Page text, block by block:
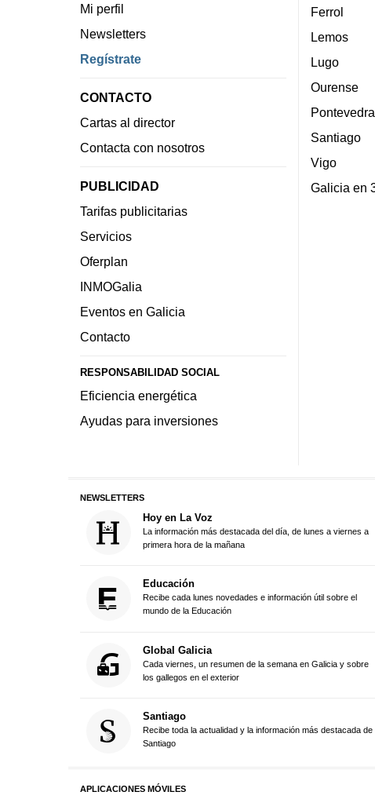
Mi perfil
Newsletters
Regístrate
CONTACTO
Cartas al director
Contacta con nosotros
PUBLICIDAD
Tarifas publicitarias
Servicios
Oferplan
INMOGalia
Eventos en Galicia
Contacto
RESPONSABILIDAD SOCIAL
Eficiencia energética
Ayudas para inversiones
Ferrol
Lemos
Lugo
Ourense
Pontevedra
Santiago
Vigo
Galicia en
NEWSLETTERS
Hoy en La Voz
La información más destacada del día, de lunes a viernes a
primera hora de la mañana
Educación
Recibe cada lunes novedades e información útil sobre el
mundo de la Educación
Global Galicia
Cada viernes, un resumen de la semana en Galicia y sobre
los gallegos en el exterior
Santiago
Recibe toda la actualidad y la información más destacada de
Santiago
APLICACIONES MÓVILES